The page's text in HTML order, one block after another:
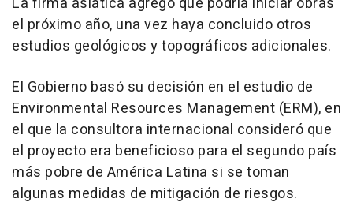
el próximo año, una vez haya concluido otros
estudios geológicos y topográficos adicionales.
El Gobierno basó su decisión en el estudio de
Environmental Resources Management (ERM), en
el que la consultora internacional consideró que
el proyecto era beneficioso para el segundo país
más pobre de América Latina si se toman
algunas medidas de mitigación de riesgos.